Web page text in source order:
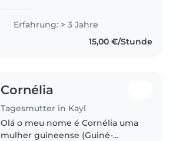
une personne attentionnée,
responsable, patiente et
dévouée. J'ai 4 ans d'expérience..
Erfahrung: > 3 Jahre
15,00 €/Stunde
Cornélia
Tagesmutter in Kayl
Olá o meu nome é Cornélia uma
mulher guineense (Guiné-